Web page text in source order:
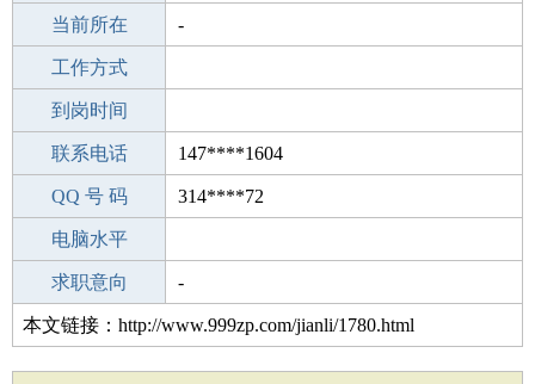
所学专业 -
当前所在 -
工作经验
工作方式
驾 照
到岗时间
期望月薪
联系电话 147****1604
手机号码 147****1604
QQ 号 码 314****72
微信号码
电脑水平
外语水平
求职意向 -
本文链接：http://www.999zp.com/jianli/1780.html